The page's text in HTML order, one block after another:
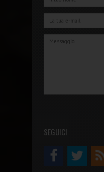
SEGUICI